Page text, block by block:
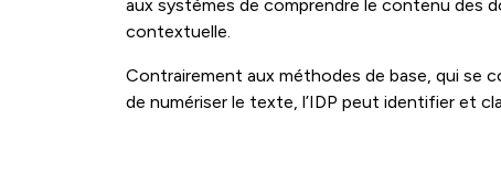
aux systèmes de comprendre le contenu des
contextuelle.
Contrairement aux méthodes de base, qui se
de numériser le texte, l’IDP peut identifier et